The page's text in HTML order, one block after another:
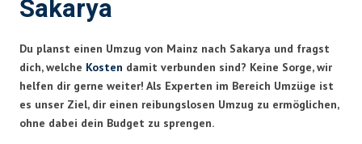
Sakarya
Du planst einen Umzug von Mainz nach Sakarya und fragst
dich, welche Kosten damit verbunden sind? Keine Sorge, wir
helfen dir gerne weiter! Als Experten im Bereich Umzüge ist
es unser Ziel, dir einen reibungslosen Umzug zu ermöglichen,
ohne dabei dein Budget zu sprengen.